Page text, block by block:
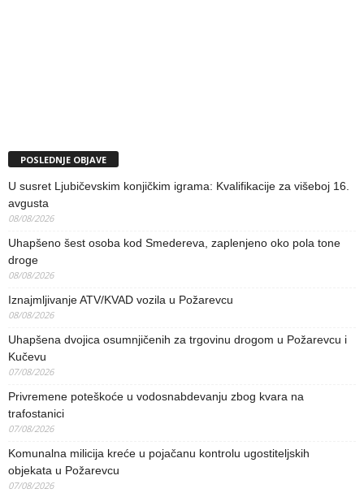
POSLEDNJE OBJAVE
U susret Ljubičevskim konjičkim igrama: Kvalifikacije za višeboj 16.
avgusta
08/08/2026
Uhapšeno šest osoba kod Smedereva, zaplenjeno oko pola tone
droge
08/08/2026
Iznajmljivanje ATV/KVAD vozila u Požarevcu
08/08/2026
Uhapšena dvojica osumnjičenih za trgovinu drogom u Požarevcu i
Kučevu
07/08/2026
Privremene poteškoće u vodosnabdevanju zbog kvara na
trafostanici
07/08/2026
Komunalna milicija kreće u pojačanu kontrolu ugostiteljskih
objekata u Požarevcu
07/08/2026